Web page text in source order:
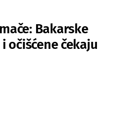
Bakarske
očišćene čekaju